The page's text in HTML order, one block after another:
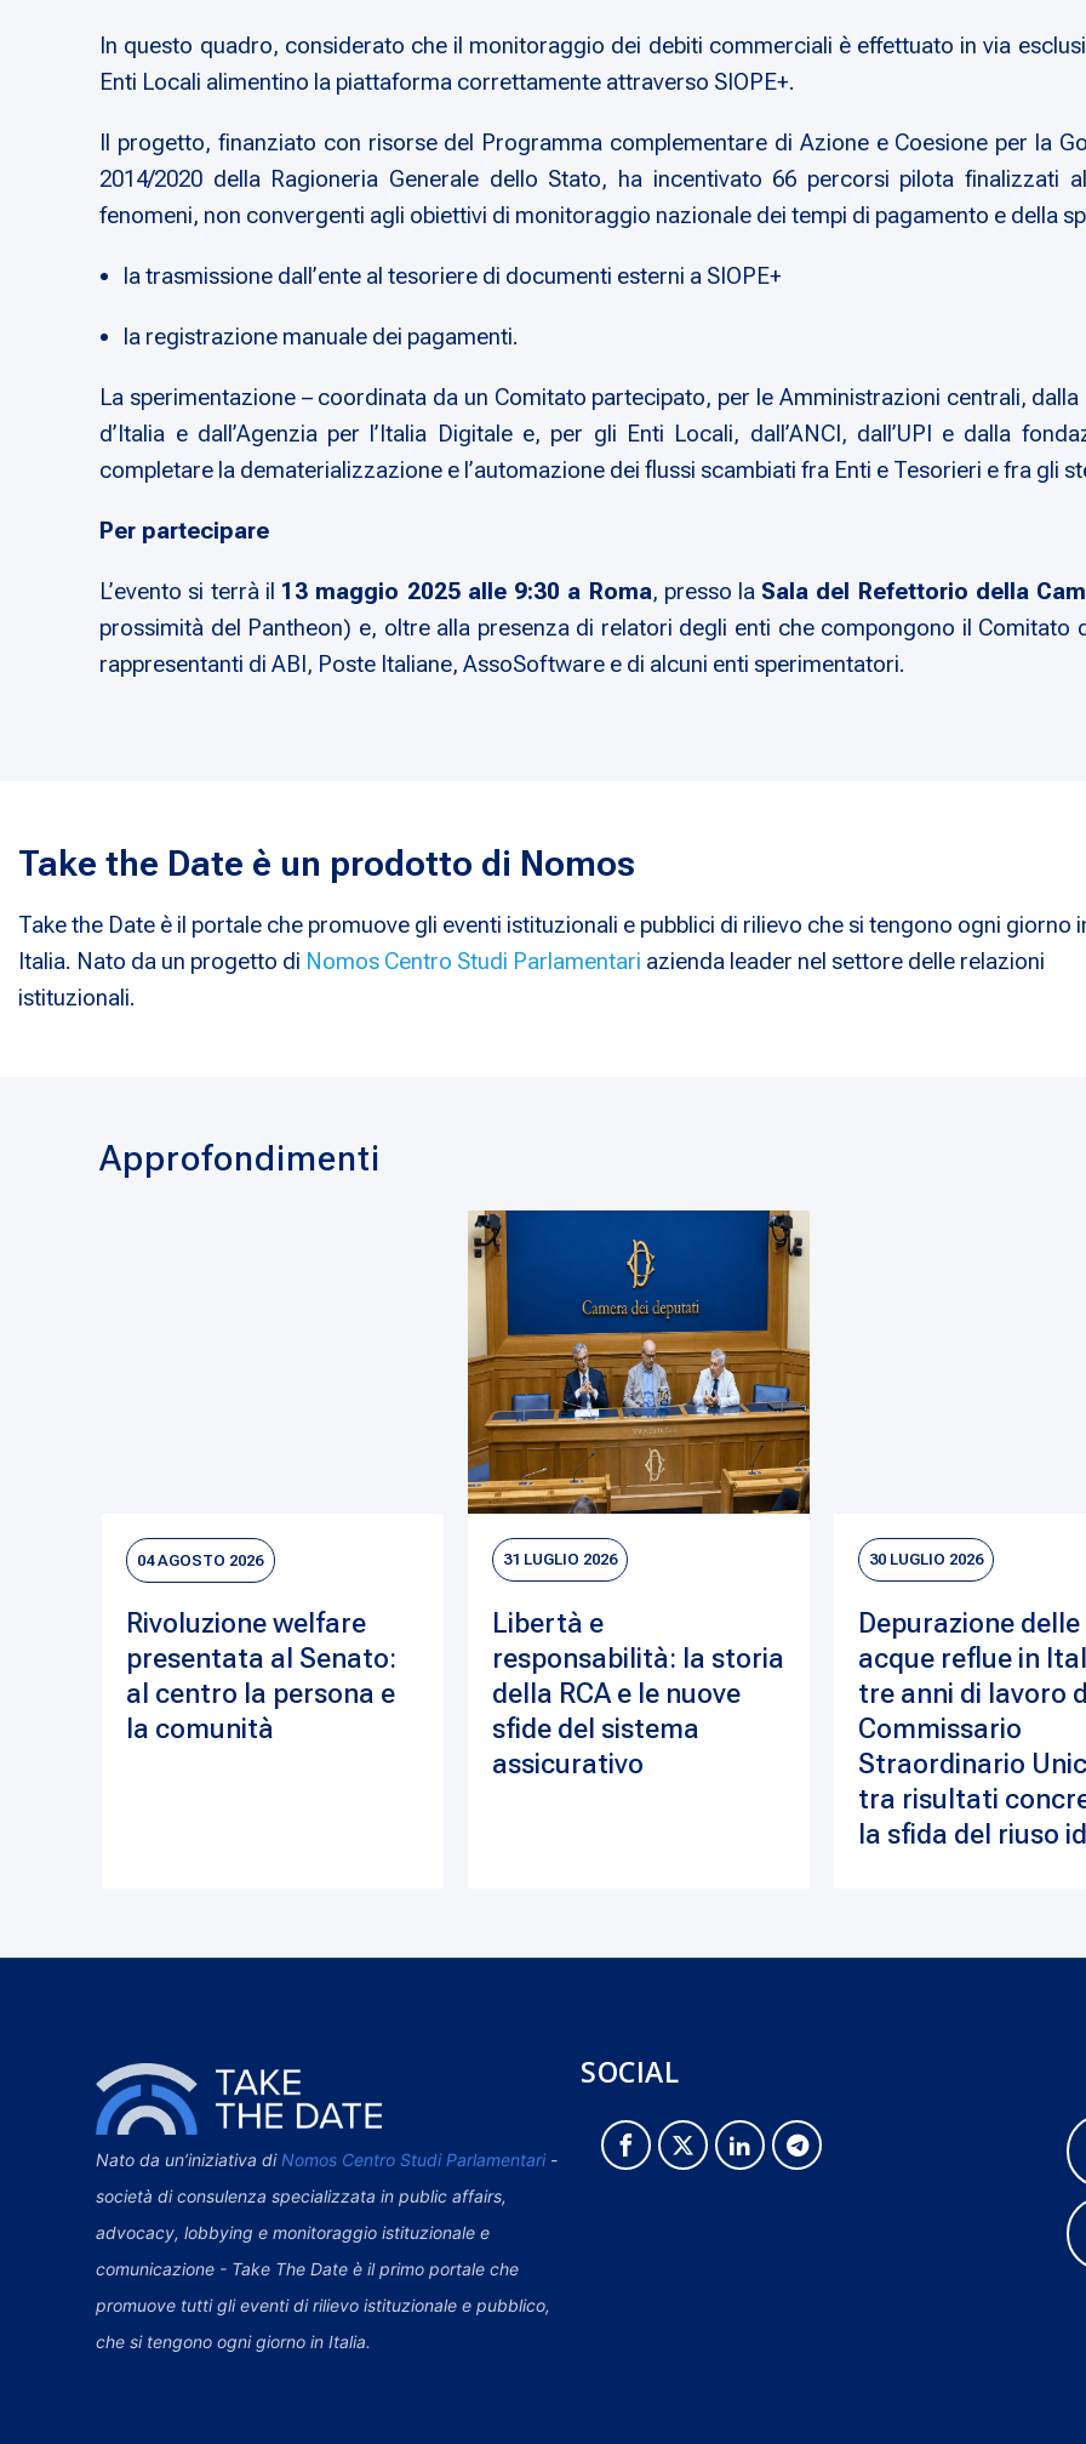
In questo quadro, considerato che il monitoraggio dei debiti commerciali è effettuato in via
Enti Locali alimentino la piattaforma correttamente attraverso SIOPE+.
Il progetto, finanziato con risorse del Programma complementare di Azione e Coesione per la
2014/2020 della Ragioneria Generale dello Stato, ha incentivato 66 percorsi pilota finalizzati
fenomeni, non convergenti agli obiettivi di monitoraggio nazionale dei tempi di pagamento e della
la trasmissione dall’ente al tesoriere di documenti esterni a SIOPE+
la registrazione manuale dei pagamenti.
La sperimentazione – coordinata da un Comitato partecipato, per le Amministrazioni centrali,
d’Italia e dall’Agenzia per l’Italia Digitale e, per gli Enti Locali, dall’ANCI, dall’UPI e dalla
completare la dematerializzazione e l’automazione dei flussi scambiati fra Enti e Tesorieri e fra gli
Per partecipare
L’evento si terrà il 13 maggio 2025 alle 9:30 a Roma, presso la Sala del Refettorio della
prossimità del Pantheon) e, oltre alla presenza di relatori degli enti che compongono il
rappresentanti di ABI, Poste Italiane, AssoSoftware e di alcuni enti sperimentatori.
Take the Date è un prodotto di Nomos
Take the Date è il portale che promuove gli eventi istituzionali e pubblici di rilievo che si tengono ogni giorno
Italia. Nato da un progetto di Nomos Centro Studi Parlamentari azienda leader nel settore delle relazioni
istituzionali.
Approfondimenti
04 AGOSTO 2026
Rivoluzione welfare
presentata al Senato:
al centro la persona e
la comunità
31 LUGLIO 2026
Libertà e
responsabilità: la storia
della RCA e le nuove
sfide del sistema
assicurativo
30 LUGLIO 2026
Depurazione delle
acque reflue in
tre anni di lavoro
Commissario
Straordinario
tra risultati
la sfida del riuso
Nato da un’iniziativa di Nomos Centro Studi Parlamentari-
società di consulenza specializzata in public affairs,
advocacy, lobbying e monitoraggio istituzionale e
comunicazione - Take The Date è il primo portale che
promuove tutti gli eventi di rilievo istituzionale e pubblico,
che si tengono ogni giorno in Italia.
SOCIAL